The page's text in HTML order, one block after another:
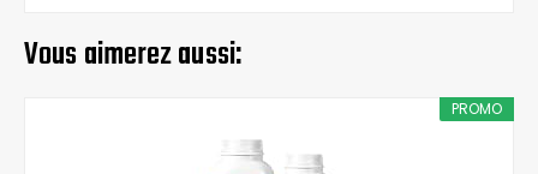
Vous aimerez aussi:
PROMO